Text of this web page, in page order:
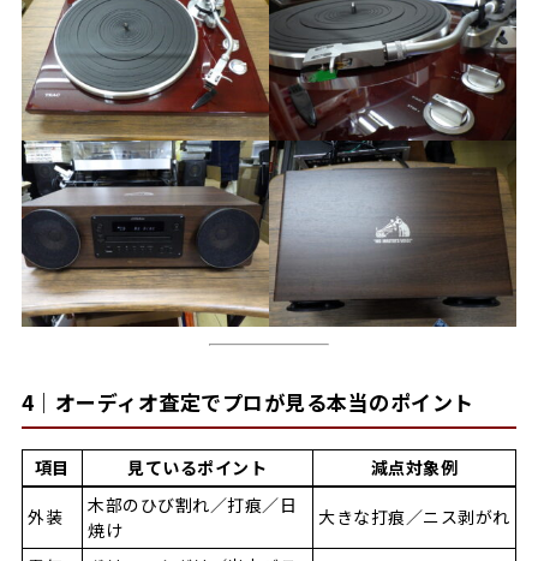
4｜オーディオ査定でプロが見る本当のポイント
項目 見ているポイント 減点対象例
外装
木部のひび割れ／打痕／日
焼け
大きな打痕／ニス剥がれ